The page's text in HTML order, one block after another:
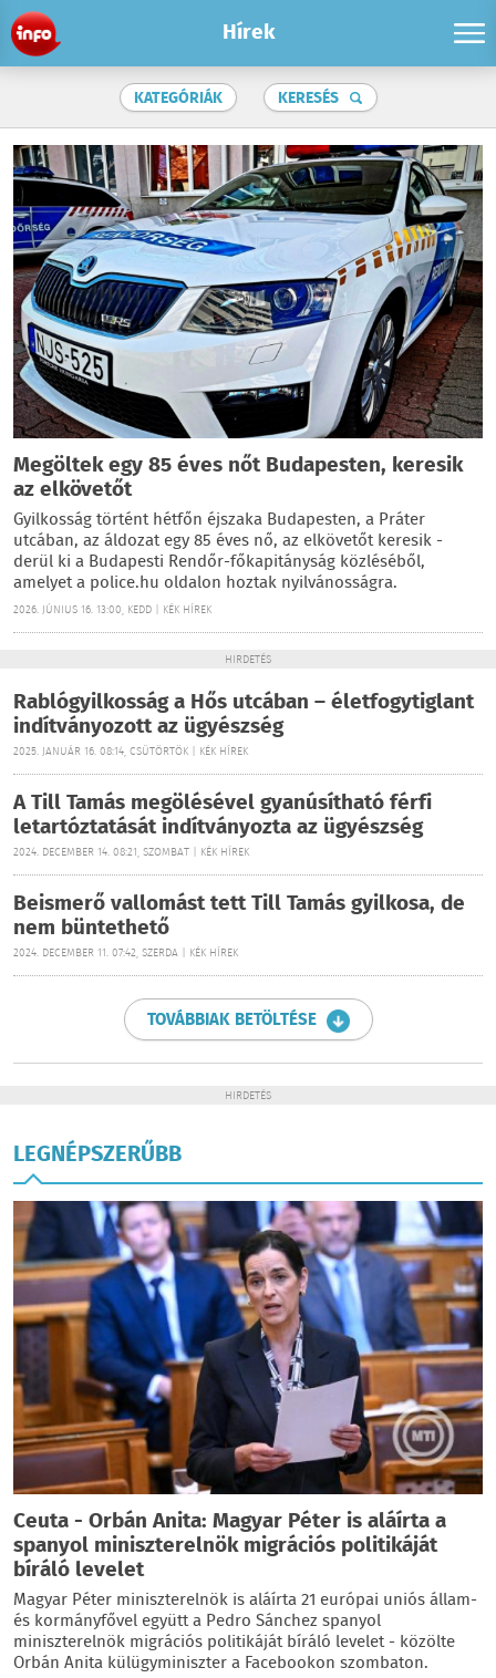
Hírek
KATEGÓRIÁK KERESÉS
Megöltek egy 85 éves nőt Budapesten, keresik
az elkövetőt
Gyilkosság történt hétfőn éjszaka Budapesten, a Práter
utcában, az áldozat egy 85 éves nő, az elkövetőt keresik -
derül ki a Budapesti Rendőr-főkapitányság közléséből,
amelyet a police.hu oldalon hoztak nyilvánosságra.
2026. JÚNIUS 16. 13:00, KEDD | KÉK HÍREK
HIRDETÉS
Rablógyilkosság a Hős utcában – életfogytiglant
indítványozott az ügyészség
2025. JANUÁR 16. 08:14, CSÜTÖRTÖK | KÉK HÍREK
A Till Tamás megölésével gyanúsítható férfi
letartóztatását indítványozta az ügyészség
2024. DECEMBER 14. 08:21, SZOMBAT | KÉK HÍREK
Beismerő vallomást tett Till Tamás gyilkosa, de
nem büntethető
2024. DECEMBER 11. 07:42, SZERDA | KÉK HÍREK
TOVÁBBIAK BETÖLTÉSE
HIRDETÉS
LEGNÉPSZERŰBB
Ceuta - Orbán Anita: Magyar Péter is aláírta a
spanyol miniszterelnök migrációs politikáját
bíráló levelet
Magyar Péter miniszterelnök is aláírta 21 európai uniós állam-
és kormányfővel együtt a Pedro Sánchez spanyol
miniszterelnök migrációs politikáját bíráló levelet - közölte
Orbán Anita külügyminiszter a Facebookon szombaton.